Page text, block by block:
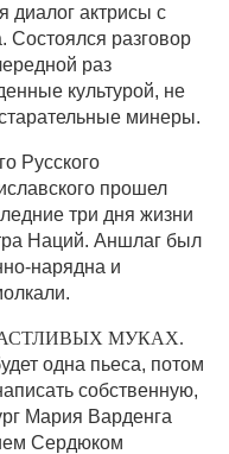
диалог актрисы с
Состоялся разговор
раз
культурой, не
минеры.
Русского
прошел
три дня жизни
Наций. Аншлаг был
нарядна и
МУКАХ.
одна пьеса, потом
собственную,
Мария Варденга
Сердюком